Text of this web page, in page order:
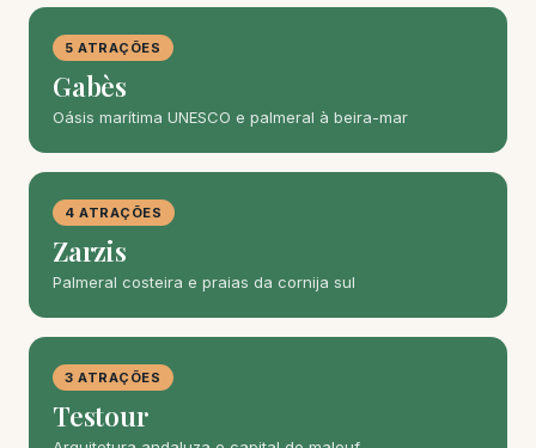
5 ATRAÇÕES
Gabès
Oásis marítima UNESCO e palmeral à beira-mar
4 ATRAÇÕES
Zarzis
Palmeral costeira e praias da cornija sul
3 ATRAÇÕES
Testour